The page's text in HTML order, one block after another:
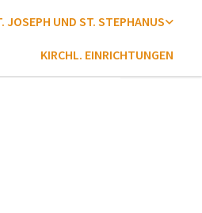
JOSEPH UND ST. STEPHANUS
KIRCHL. EINRICHTUNGEN